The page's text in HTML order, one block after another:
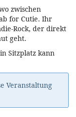
zwischen
for Cutie. Ihr
Rock, der direkt
geht.
Sitzplatz kann
Veranstaltung